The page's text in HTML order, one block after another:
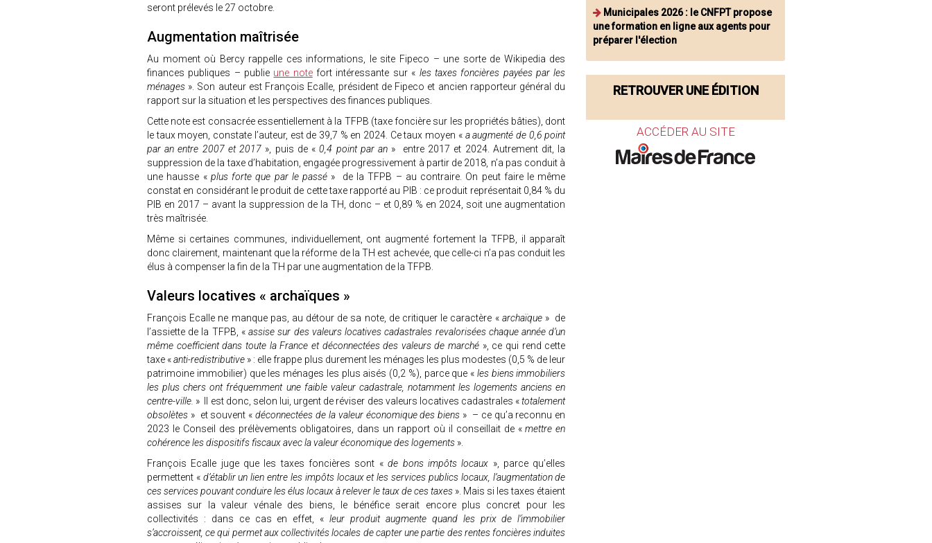
seront prélevés le 27 octobre.
Augmentation maîtrisée
Au moment où Bercy rappelle ces informations, le site Fipeco – une sorte de Wikipedia des
finances publiques – publie une notefort intéressante sur « les taxes foncières payées par les
ménages ». Son auteur est François Ecalle, président de Fipeco et ancien rapporteur général du
rapport sur la situation et les perspectives des finances publiques.
Cette note est consacrée essentiellement à la TFPB (taxe foncière sur les propriétés bâties), dont
le taux moyen, constate l’auteur, est de 39,7 % en 2024. Ce taux moyen «a augmenté de 0,6 point
par an entre 2007 et 2017 », puis de « 0,4 point par an » entre 2017 et 2024. Autrement dit, la
suppression de la taxe d’habitation, engagée progressivement à partir de 2018, n’a pas conduit à
une hausse «plus forte que par le passé » de la TFPB – au contraire. On peut faire le même
constat en considérant le produit de cette taxe rapporté au PIB : ce produit représentait 0,84 % du
PIB en 2017 – avant la suppression de la TH, donc – et 0,89 % en 2024, soit une augmentation
très maîtrisée.
Même si certaines communes, individuellement, ont augmenté fortement la TFPB, il apparaît
donc clairement, maintenant que la réforme de la TH est achevée, que celle-ci n’a pas conduit les
élus à compenser la fin de la TH par une augmentation de la TFPB.
Valeurs locatives « archaïques »
François Ecalle ne manque pas, au détour de sa note, de critiquer le caractère « archaïque » de
l’assiette de la TFPB, «assise sur des valeurs locatives cadastrales revalorisées chaque année d’un
même coefficient dans toute la France et déconnectées des valeurs de marché », ce qui rend cette
taxe «anti-redistributive » : elle frappe plus durement les ménages les plus modestes (0,5 % de leur
patrimoine immobilier) que les ménages les plus aisés (0,2 %), parce que « les biens immobiliers
les plus chers ont fréquemment une faible valeur cadastrale, notamment les logements anciens en
centre-ville. » Il est donc, selon lui, urgent de réviser des valeurs locatives cadastrales «totalement
obsolètes » et souvent « déconnectées de la valeur économique des biens » – ce qu’a reconnu en
2023 le Conseil des prélèvements obligatoires, dans un rapport où il conseillait de «mettre en
cohérence les dispositifs fiscaux avec la valeur économique des logements ».
François Ecalle juge que les taxes foncières sont «de bons impôts locaux », parce qu’elles
permettent «d’établir un lien entre les impôts locaux et les services publics locaux, l’augmentation de
ces services pouvant conduire les élus locaux à relever le taux de ces taxes ». Mais si les taxes étaient
assises sur la valeur vénale des biens, le bénéfice serait encore plus concret pour les
collectivités : dans ce cas en effet, «leur produit augmente quand les prix de l’immobilier
s’accroissent, ce qui permet aux collectivités locales de capter une partie des rentes foncières induites
Municipales 2026 : le CNFPT propose
une formation en ligne aux agents pour
préparer l'élection
RETROUVER UNE ÉDITION
ACCÉDER AU SITE